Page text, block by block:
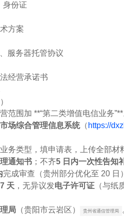
身份证
方案
服务器托管协议
经营承诺书
营范围加 **“第二类增值电信业务”**
场综合管理信息系统（ https://
业务类型，填申请表，上传全部材
通知书 ；不齐5 日内一次性告知
完成审查（贵州部分优化至 20 日）
7 天 ，无异议发电子许可证 （与纸
局 （贵阳市云岩区） 贵州省通信管理局